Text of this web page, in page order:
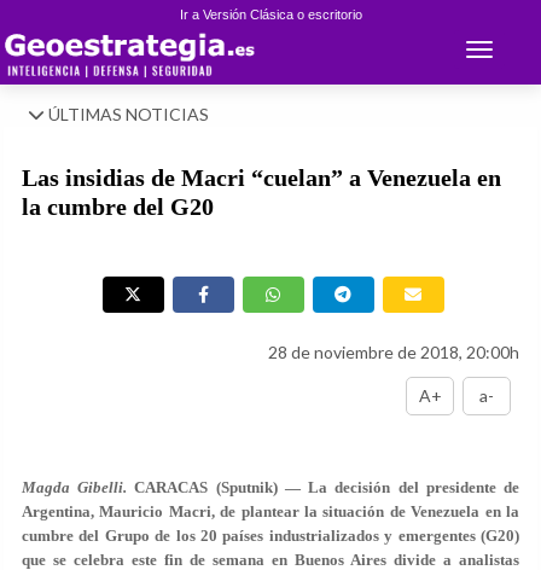
Ir a Versión Clásica o escritorio
Toggle
ÚLTIMAS NOTICIAS
Las insidias de Macri “cuelan” a Venezuela en
la cumbre del G20
28 de noviembre de 2018, 20:00h
A+ a-
Magda Gibelli.CARACAS (Sputnik) — La decisión del presidente de
Argentina, Mauricio Macri, de plantear la situación de Venezuela en la
cumbre del Grupo de los 20 países industrializados y emergentes (G20)
que se celebra este fin de semana en Buenos Aires divide a analistas